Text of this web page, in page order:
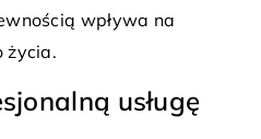
wpływa na
życia.
usługę